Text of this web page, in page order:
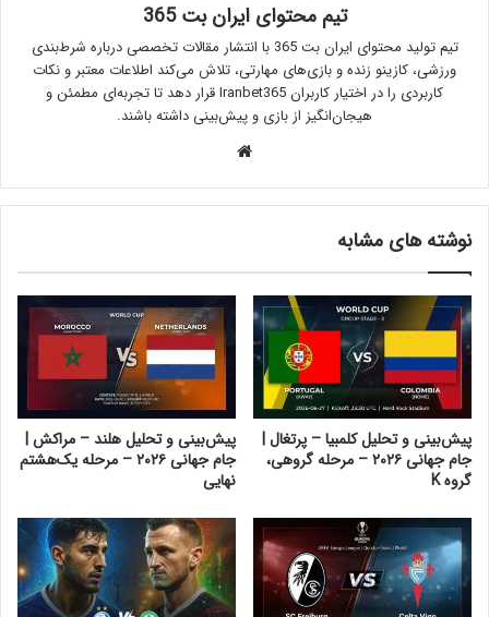
تیم محتوای ایران بت 365
تیم تولید محتوای ایران بت 365 با انتشار مقالات تخصصی درباره شرط‌بندی
ورزشی، کازینو زنده و بازی‌های مهارتی، تلاش می‌کند اطلاعات معتبر و نکات
کاربردی را در اختیار کاربران Iranbet365 قرار دهد تا تجربه‌ای مطمئن و
هیجان‌انگیز از بازی و پیش‌بینی داشته باشند.
نوشته های مشابه
پیش‌بینی و تحلیل کلمبیا – پرتغال |
جام جهانی ۲۰۲۶ – مرحله گروهی،
گروه K
پیش‌بینی و تحلیل هلند – مراکش |
جام جهانی ۲۰۲۶ – مرحله یک‌هشتم
نهایی